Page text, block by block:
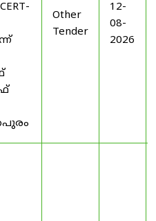
Other
Tender
12-
08-
2026